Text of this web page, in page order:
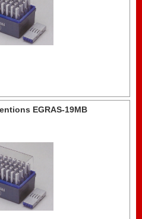
EGRAS-19MB